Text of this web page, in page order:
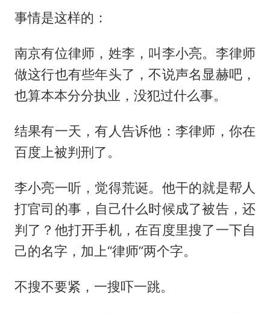
事情是这样的：
南京有位律师，姓李，叫李小亮。李律师
做这行也有些年头了，不说声名显赫吧，
也算本本分分执业，没犯过什么事。
结果有一天，有人告诉他：李律师，你在
百度上被判刑了。
李小亮一听，觉得荒诞。他干的就是帮人
打官司的事，自己什么时候成了被告，还
判了？他打开手机，在百度里搜了一下自
己的名字，加上“律师”两个字。
不搜不要紧，一搜吓一跳。